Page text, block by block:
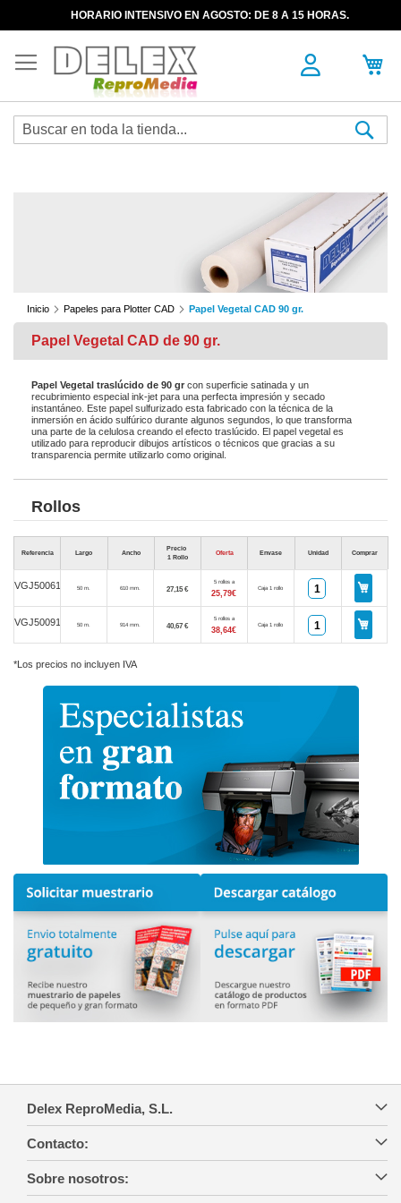
HORARIO INTENSIVO EN AGOSTO: DE 8 A 15 HORAS.
Inicio Papeles para Plotter CAD Papel Vegetal CAD 90 gr.
Papel Vegetal CAD de 90 gr.
Papel Vegetal traslúcido de 90 gr con superficie satinada y un
recubrimiento especial ink-jet para una perfecta impresión y secado
instantáneo. Este papel sulfurizado esta fabricado con la técnica de la
inmersión en ácido sulfúrico durante algunos segundos, lo que transforma
una parte de la celulosa creando el efecto traslúcido. El papel vegetal es
utilizado para reproducir dibujos artísticos o técnicos que gracias a su
transparencia permite utilizarlo como original.
Rollos
Referencia Largo Ancho
Precio
1 Rollo
Oferta Envase Unidad Comprar
VGJ50061 50 m. 610 mm. 27,15 €
5 rollos a
25,79€
Caja 1 rollo
VGJ50091 50 m. 914 mm. 40,67 €
5 rollos a
38,64€
Caja 1 rollo
*Los precios no incluyen IVA
Delex ReproMedia, S.L.
Contacto:
Sobre nosotros: